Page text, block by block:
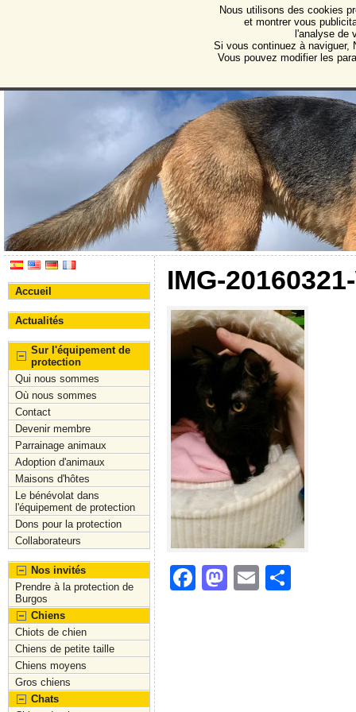
Protectora de Animales
Association pour la protection des animaux et des
Accueil
Actualités
Sur l'équipement de
protection
Qui nous sommes
Où nous sommes
Contact
Devenir membre
Parrainage animaux
Adoption d'animaux
Maisons d'hôtes
Le bénévolat dans
l'équipement de protection
Dons pour la protection
Collaborateurs
Nos invités
Prendre à la protection de
Burgos
Chiens
Chiots de chien
Chiens de petite taille
Chiens moyens
Gros chiens
Chats
IMG-
F
M
E
Nous utilisons des cookies
et montrer vous
l'analyse de
Si vous continuez à naviguer,
Vous pouvez modifier les